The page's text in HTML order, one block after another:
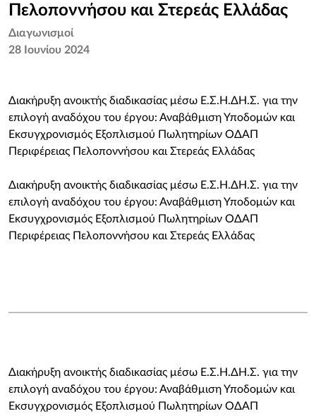
Επικοινωνία
Πελοποννήσου και Στερεάς Ελλάδας
Διαγωνισμοί
28 Ιουνίου 2024
Διακήρυξη ανοικτής διαδικασίας μέσω Ε.Σ.Η.ΔΗ.Σ. για την
επιλογή αναδόχου του έργου: Αναβάθμιση Υποδομών και
Εκσυγχρονισμός Εξοπλισμού Πωλητηρίων ΟΔΑΠ
Περιφέρειας Πελοποννήσου και Στερεάς Ελλάδας
Διακήρυξη ανοικτής διαδικασίας μέσω Ε.Σ.Η.ΔΗ.Σ. για την
επιλογή αναδόχου του έργου: Αναβάθμιση Υποδομών και
Εκσυγχρονισμός Εξοπλισμού Πωλητηρίων ΟΔΑΠ
Περιφέρειας Πελοποννήσου και Στερεάς Ελλάδας
Διακήρυξη ανοικτής διαδικασίας μέσω Ε.Σ.Η.ΔΗ.Σ. για την
επιλογή αναδόχου του έργου: Αναβάθμιση Υποδομών και
Εκσυγχρονισμός Εξοπλισμού Πωλητηρίων ΟΔΑΠ